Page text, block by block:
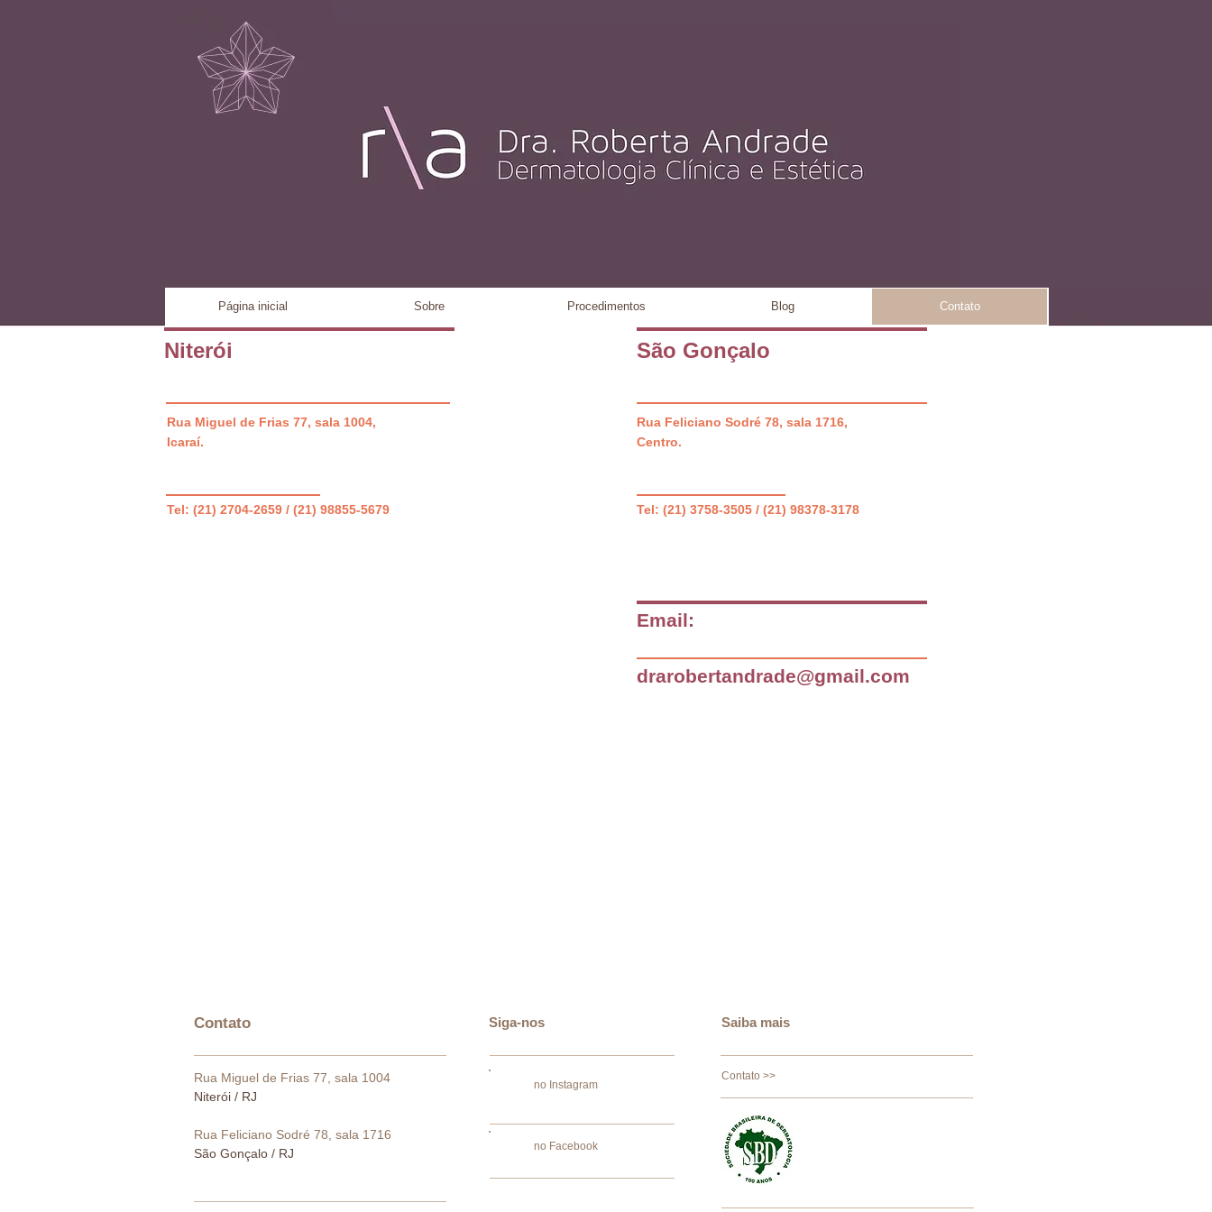
Centro de tratamento de pele
CUIDADO DO CORPO
Página inicial Sobre Procedimentos Blog Contato
Niterói São Gonçalo
Rua Miguel de Frias 77, sala 1004,
Icaraí.
Tel: (21) 2704-2659 / (21) 98855-5679
Rua Feliciano Sodré 78, sala 1716,
Centro.
Tel: (21) 3758-3505 / (21) 98378-3178
Email:
drarobertandrade@gmail.com
Contato
Rua Miguel de Frias 77, sala 1004
Niterói / RJ
Rua Feliciano Sodré 78, sala 1716
São Gonçalo / RJ
Siga-nos
no Instagram
no Facebook
Saiba mais
Contato >>